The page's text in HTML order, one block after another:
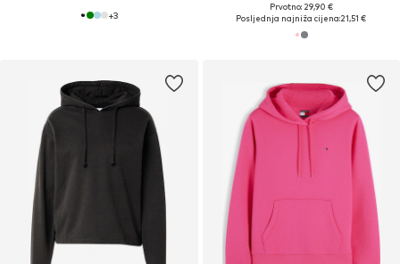
+3
Prvotno: 29,90 €
Posljednja najniža cijena:21,51 €